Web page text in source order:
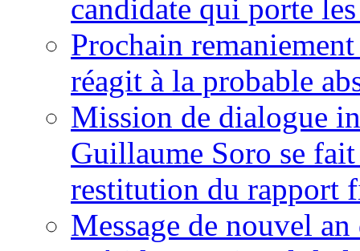
candidate qui porte
Prochain
réagit à la probable
Mission de dialogue
Guillaume Soro se
restitution du rapport
Message de nouvel